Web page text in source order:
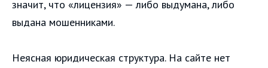
значит, что «лицензия» — либо выдумана, либо
выдана мошенниками.
Неясная юридическая структура. На сайте нет